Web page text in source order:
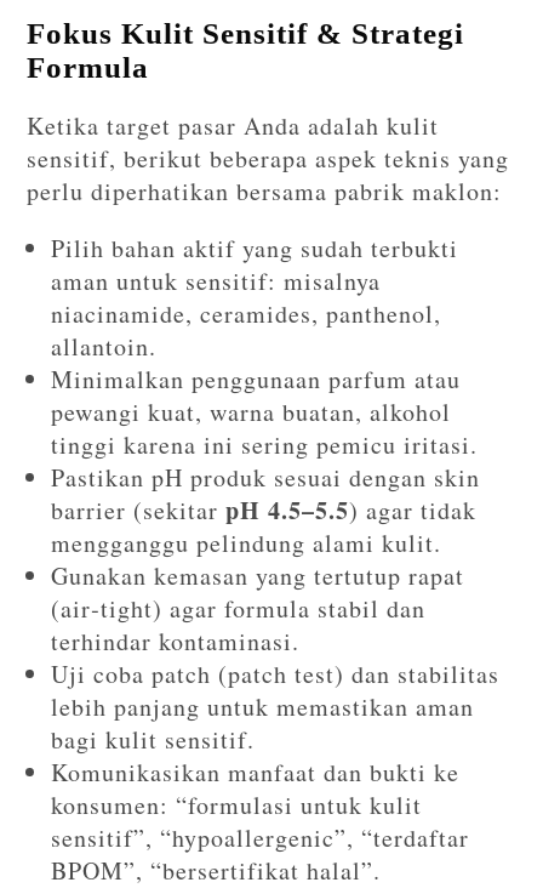
Fokus Kulit Sensitif & Strategi
Formula
Ketika target pasar Anda adalah kulit
sensitif, berikut beberapa aspek teknis yang
perlu diperhatikan bersama pabrik maklon:
Pilih bahan aktif yang sudah terbukti
aman untuk sensitif: misalnya
niacinamide, ceramides, panthenol,
allantoin.
Minimalkan penggunaan parfum atau
pewangi kuat, warna buatan, alkohol
tinggi karena ini sering pemicu iritasi.
Pastikan pH produk sesuai dengan skin
barrier (sekitarpH 4.5–5.5) agar tidak
mengganggu pelindung alami kulit.
Gunakan kemasan yang tertutup rapat
(air‐tight) agar formula stabil dan
terhindar kontaminasi.
Uji coba patch (patch test) dan stabilitas
lebih panjang untuk memastikan aman
bagi kulit sensitif.
Komunikasikan manfaat dan bukti ke
konsumen: “formulasi untuk kulit
sensitif”, “hypoallergenic”, “terdaftar
BPOM”, “bersertifikat halal”.